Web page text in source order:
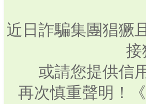
近日詐騙集團猖獗
接
或請您提供信
再次慎重聲明！